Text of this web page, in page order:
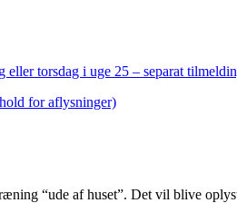
torsdag i uge 25 – separat
for aflysninger)
“ude af huset”. Det vil blive